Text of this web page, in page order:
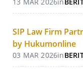
SIP Law Firm
by Hukumonline
03 MAR 2026in